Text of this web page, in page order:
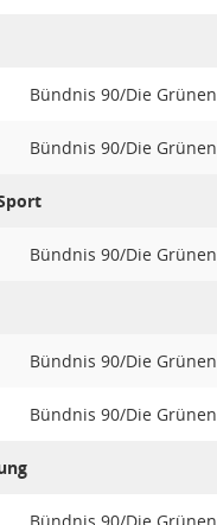
Bündnis 90/Die Grünen
Bündnis 90/Die Grünen
Bündnis 90/Die Grünen
Bündnis 90/Die Grünen
Bündnis 90/Die Grünen